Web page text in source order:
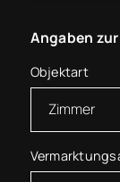
Angaben
Objektart